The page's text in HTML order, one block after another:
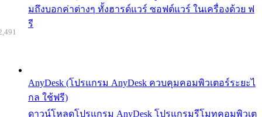
มถึงบอกค่าต่างๆ ทั้งฮารด์แวร์ ซอฟต์แวร์ ในเครื่องด้วย ฟ
รี
AnyDesk (โปรแกรม AnyDesk ควบคุมคอมพิวเตอร์ระยะไ
กล ใช้ฟรี)
ดาวน์โหลดโปรแกรม AnyDesk โปรแกรมรีโมทคอมพิวเต